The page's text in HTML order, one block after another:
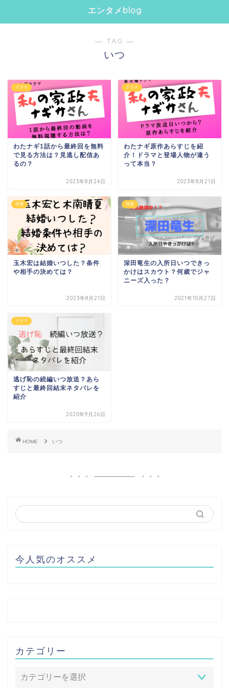
エンタメblog
― TAG ―
いつ
ドラマ
わたナギ1話から最終回を無料
で見る方法は？見逃し配信あ
るの？
2023年8月24日
ドラマ
わたナギ原作あらすじを紹
介！ドラマと登場人物が違う
って本当？
2023年8月21日
俳優
玉木宏は結婚いつした？条件
や相手の決めては？
2023年8月21日
俳優
深田竜生の入所日いつできっ
かけはスカウト？何歳でジャ
ニーズ入った？
2021年10月27日
ドラマ
逃げ恥の続編いつ放送？あら
すじと最終回結末ネタバレを
紹介
2020年9月26日
HOME いつ
今人気のオススメ
カテゴリー